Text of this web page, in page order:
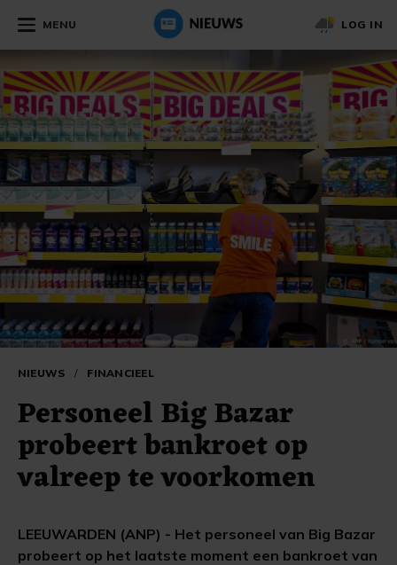
MENU LOG IN
NIEUWS / FINANCIEEL
Personeel Big Bazar
probeert bankroet op
valreep te voorkomen
LEEUWARDEN (ANP) - Het personeel van Big Bazar
probeert op het laatste moment een bankroet van